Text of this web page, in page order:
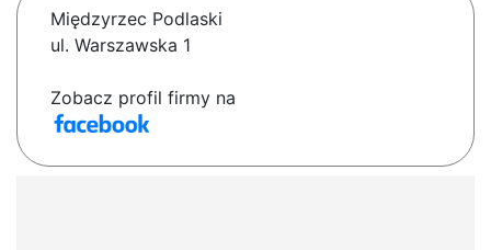
Międzyrzec Podlaski
ul. Warszawska 1
Zobacz profil firmy na